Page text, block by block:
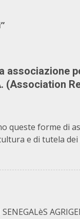
associazione
(Association
queste forme di
e di tutela